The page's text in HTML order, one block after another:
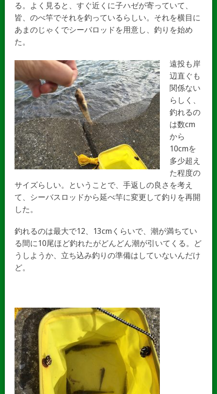
る。よく見ると、すぐ近くに子ハゼが寄っていて、
皆、のべ竿でそれを釣っているらしい。それを横目に
あまのじゃくでシーバロッドを用意し、釣りを始め
た。
遠投も岸
辺直ぐも
関係ない
らしく、
釣れるの
は数cm
から
10cmを
多少超え
た程度の
サイズらしい。ということで、手返しの良さを考え
て、シーバスロッドから延べ竿に変更して釣りを再開
した。
釣れるのは最大で12、13cmくらいで、潮が満ちてい
る間に10尾ほど釣れたがどんどん潮が引いてくる。ど
うしようか、立ち込み釣りの準備はしていないんだけ
ど。